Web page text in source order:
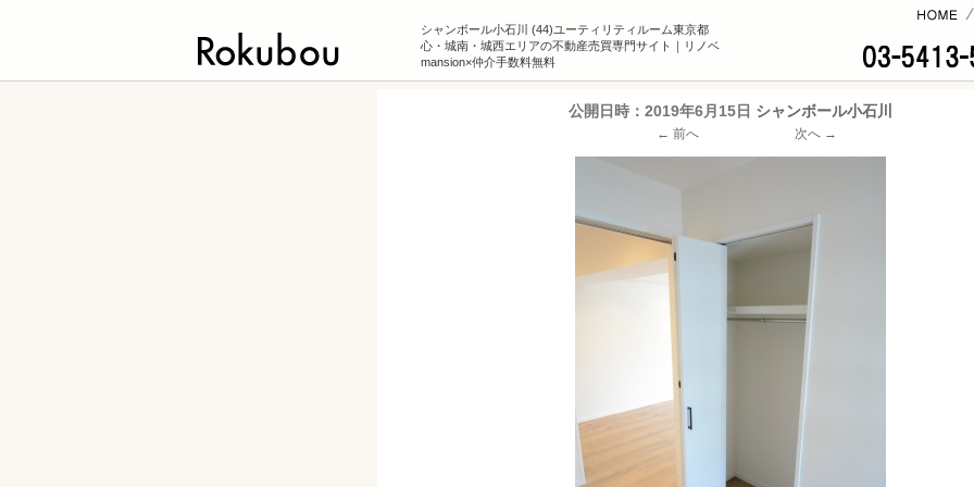
シャンボール小石川 (44)ユーティリティルーム東京都
心・城南・城西エリアの不動産売買専門サイト｜リノベ
mansion×仲介手数料無料
コンテンツ
公開日時： 2019年6月15日 シャンボール小石川
← 前へ 次へ →